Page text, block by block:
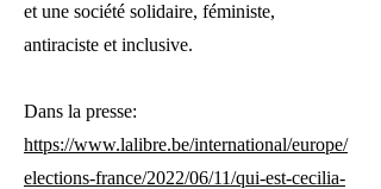
et une société solidaire, féministe,
antiraciste et inclusive.
Dans la presse:
https://www.lalibre.be/international/europe/
elections-france/2022/06/11/qui-est-cecilia-